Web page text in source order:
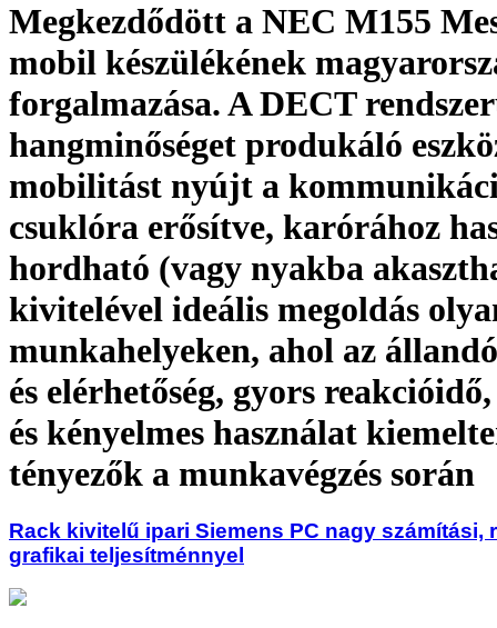
Megkezdődött a NEC M155
mobil készülékének
forgalmazása. A DECT
hangminőséget produkáló
mobilitást nyújt a
csuklóra erősítve, karórához
hordható (vagy nyakba
kivitelével ideális megoldás
munkahelyeken, ahol az
és elérhetőség, gyors
és kényelmes használat
tényezők a munkavégzés során
Rack kivitelű ipari Siemens PC nagy számítási,
grafikai teljesítménnyel